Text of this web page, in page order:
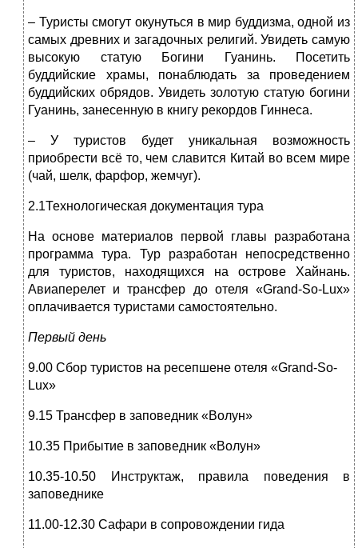
– Туристы смогут окунуться в мир буддизма, одной из
самых древних и загадочных религий. Увидеть самую
высокую статую Богини Гуанинь. Посетить
буддийские храмы, понаблюдать за проведением
буддийских обрядов. Увидеть золотую статую богини
Гуанинь, занесенную в книгу рекордов Гиннеса.
– У туристов будет уникальная возможность
приобрести всё то, чем славится Китай во всем мире
(чай, шелк, фарфор, жемчуг).
2.1Технологическая документация тура
На основе материалов первой главы разработана
программа тура. Тур разработан непосредственно
для туристов, находящихся на острове Хайнань.
Авиаперелет и трансфер до отеля «Grand-So-Lux»
оплачивается туристами самостоятельно.
Первый день
9.00 Сбор туристов на ресепшене отеля «Grand-So-
Lux»
9.15 Трансфер в заповедник «Волун»
10.35 Прибытие в заповедник «Волун»
10.35-10.50 Инструктаж, правила поведения в
заповеднике
11.00-12.30 Сафари в сопровождении гида